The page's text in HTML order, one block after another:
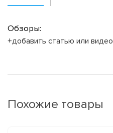
Обзоры:
+добавить статью или видео
Похожие товары